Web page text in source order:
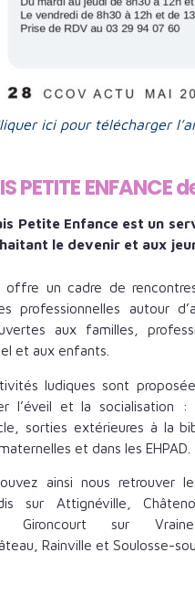
ici pour télécharger
PETITE
Petite Enfance est un
le devenir et aux
offre un cadre de
professionnelles autour
aux familles,
et aux enfants.
ludiques sont
l’éveil et la socialisation :
sorties extérieures à la
et dans les EHPAD.
ainsi nous retrouver
sur Attignéville,
Gironcourt sur
Rainville et Soulosse-